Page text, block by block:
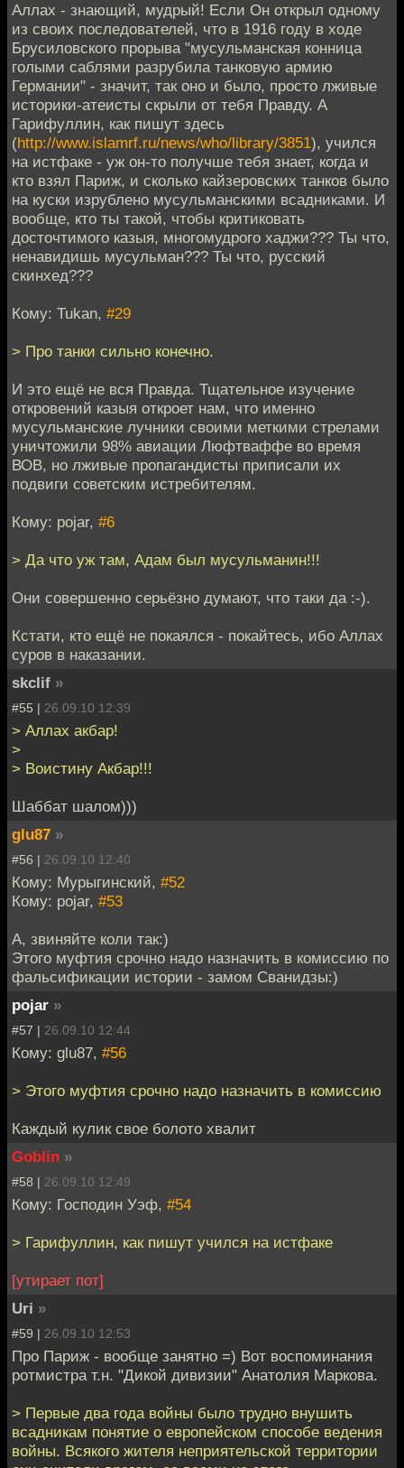
Аллах - знающий, мудрый! Если Он открыл одному
из своих последователей, что в 1916 году в ходе
Брусиловского прорыва "мусульманская конница
голыми саблями разрубила танковую армию
Германии" - значит, так оно и было, просто лживые
историки-атеисты скрыли от тебя Правду. А
Гарифуллин, как пишут здесь
(http://www.islamrf.ru/news/who/library/3851), учился
на истфаке - уж он-то получше тебя знает, когда и
кто взял Париж, и сколько кайзеровских танков было
на куски изрублено мусульманскими всадниками. И
вообще, кто ты такой, чтобы критиковать
досточтимого казыя, многомудрого хаджи??? Ты что,
ненавидишь мусульман??? Ты что, русский
скинхед???
Кому: Tukan, #29
> Про танки сильно конечно.
И это ещё не вся Правда. Тщательное изучение
откровений казыя откроет нам, что именно
мусульманские лучники своими меткими стрелами
уничтожили 98% авиации Люфтваффе во время
ВОВ, но лживые пропагандисты приписали их
подвиги советским истребителям.
Кому: pojar, #6
> Да что уж там, Адам был мусульманин!!!
Они совершенно серьёзно думают, что таки да :-).
Кстати, кто ещё не покаялся - покайтесь, ибо Аллах
суров в наказании.
skclif »
#55 | 26.09.10 12:39
> Аллах акбар!
>
> Воистину Акбар!!!
Шаббат шалом)))
glu87 »
#56 | 26.09.10 12:40
Кому: Мурыгинский, #52
Кому: pojar, #53
А, звиняйте коли так:)
Этого муфтия срочно надо назначить в комиссию по
фальсификации истории - замом Сванидзы:)
pojar »
#57 | 26.09.10 12:44
Кому: glu87, #56
> Этого муфтия срочно надо назначить в комиссию
Каждый кулик свое болото хвалит
Goblin »
#58 | 26.09.10 12:49
Кому: Господин Уэф, #54
> Гарифуллин, как пишут учился на истфаке
[утирает пот]
Uri »
#59 | 26.09.10 12:53
Про Париж - вообще занятно =) Вот воспоминания
ротмистра т.н. "Дикой дивизии" Анатолия Маркова.
> Первые два года войны было трудно внушить
всадникам понятие о европейском способе ведения
войны. Всякого жителя неприятельской территории